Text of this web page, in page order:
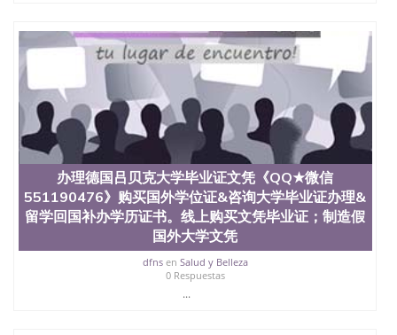
外文凭质量QQ微信551190476国外本科毕业证怎么办
理QQ微信551190476国外大学文凭真制作QQ微信
551190476办国外文凭可找工作QQ微信551190476国
外大学有毕业证QQ微信551190476办理国外毕业证价
格QQ微信551190476国外编号查询QQ微信551190476
办理国外文凭要交定金吗QQ微信551190476办国外可
查文凭QQ微信551190476网上购买真文凭可信吗QQ
微信551190476学士学位证书查询机构QQ微信
551190476 国外资格证书办理QQ微信551190476如何
办理学历认证QQ微信551190476海外文凭认证办理
QQ微信551190476 圣何塞州立大学（San Jose State
University, 又译为“圣荷西州立大学”）成立于1857
年，简称SJSU，是加州历史悠久的大学之一，也是美
西地区的公立大学之一。位于圣何塞市San Jose中
心，占地154公顷。它是一所位于加利福尼亚州的著
名综合性公立大学，它以极高的就业率，全美名列前
办理德国吕贝克大学毕业证文凭《QQ★微信
551190476》购买国外学位证&咨询大学毕业证办理&
留学回国补办学历证书。线上购买文凭毕业证；制造假
国外大学文凭
dfnsen Salud y Belleza
0 Respuestas
...